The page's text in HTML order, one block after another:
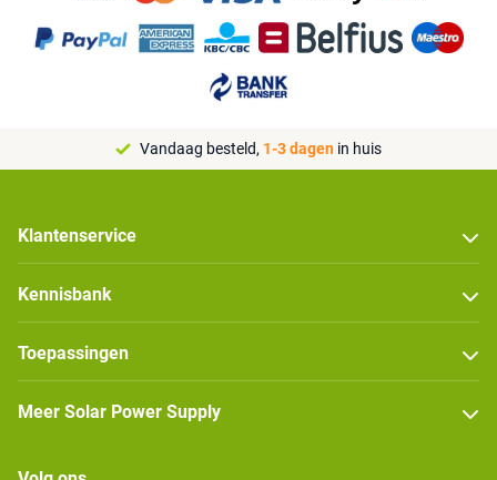
Vandaag besteld, 1-3 dagen in huis
Klantenservice
Kennisbank
Toepassingen
Meer Solar Power Supply